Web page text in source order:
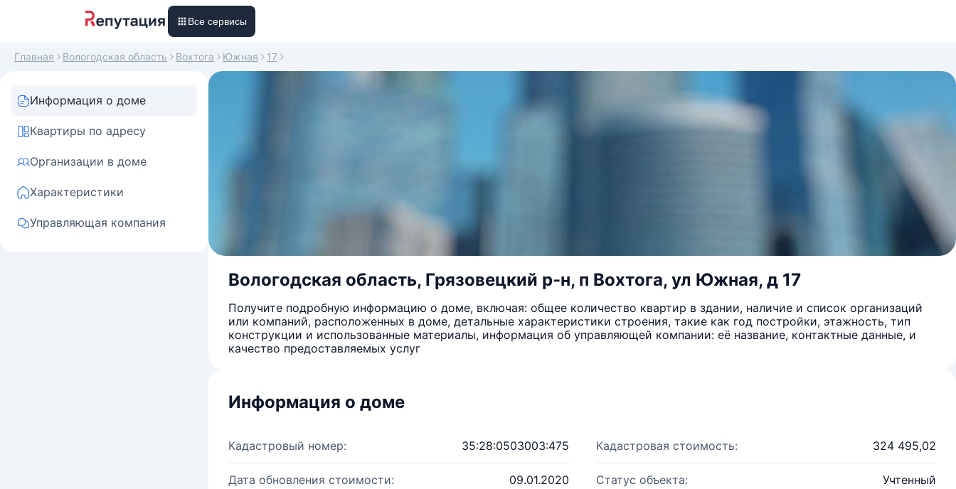
Все сервисы
Главная Вологодская область Вохтога Южная 17
Информация о доме
Квартиры по адресу
Организации в доме
Характеристики
Управляющая компания
Вологодская область, Грязовецкий р-н, п Вохтога, ул Южная, д 17
Получите подробную информацию о доме, включая: общее количество квартир в здании, наличие и список организаций
или компаний, расположенных в доме, детальные характеристики строения, такие как год постройки, этажность, тип
конструкции и использованные материалы, информация об управляющей компании: её название, контактные данные, и
качество предоставляемых услуг
Информация о доме
Кадастровый номер: 35:28:0503003:475 Кадастровая стоимость: 324 495,02
Дата обновления стоимости: 09.01.2020 Статус объекта: Учтенный